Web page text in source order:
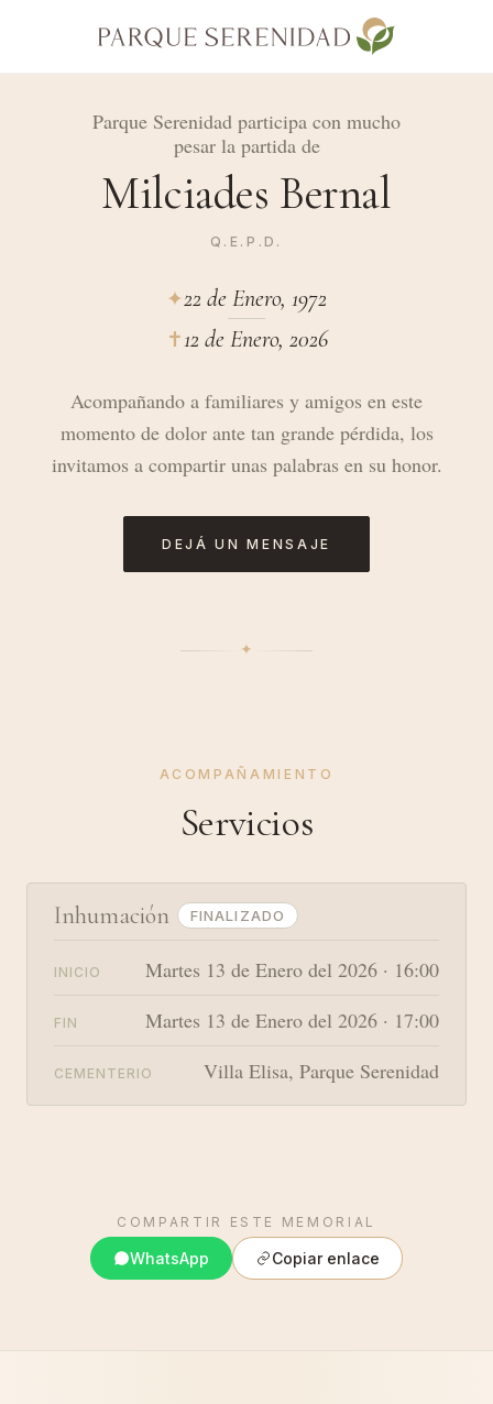
Parque Serenidad participa con mucho
pesar la partida de
Milciades Bernal
Q.E.P.D.
✦︎22 de Enero, 1972
✝︎12 de Enero, 2026
Acompañando a familiares y amigos en este
momento de dolor ante tan grande pérdida, los
invitamos a compartir unas palabras en su honor.
DEJÁ UN MENSAJE
✦︎
ACOMPAÑAMIENTO
Servicios
Inhumación FINALIZADO
INICIO Martes 13 de Enero del 2026 · 16:00
FIN Martes 13 de Enero del 2026 · 17:00
CEMENTERIO Villa Elisa, Parque Serenidad
COMPARTIR ESTE MEMORIAL
WhatsApp Copiar enlace